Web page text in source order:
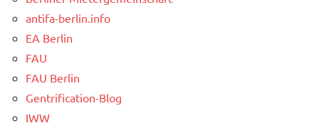
antifa-berlin.info
EA Berlin
FAU
FAU Berlin
Gentrification-Blog
IWW